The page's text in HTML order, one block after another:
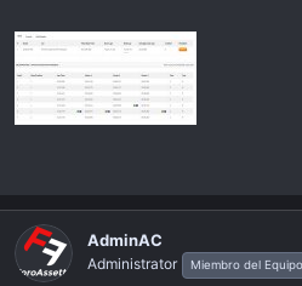
AdminAC
Administrator Miembro del Equipo